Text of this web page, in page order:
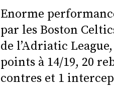
Enorme
par les Boston
de l’Adriatic
points à 14/19, 20
contres et 1